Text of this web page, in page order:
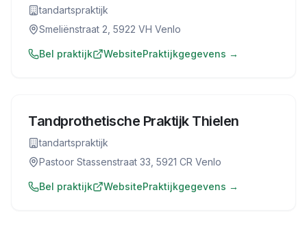
tandartspraktijk
Smeliënstraat 2, 5922 VH Venlo
Bel praktijk WebsitePraktijkgegevens →
Tandprothetische Praktijk Thielen
tandartspraktijk
Pastoor Stassenstraat 33, 5921 CR Venlo
Bel praktijk WebsitePraktijkgegevens →